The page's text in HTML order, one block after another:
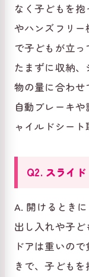
なく子どもを
やハンズフリー
で子どもが立
たまずに収納
物の量に合わ
自動ブレーキ
ャイルドシート
Q2. スライ
A. 開けるとき
出し入れや子
ドアは重いの
きで、子ども